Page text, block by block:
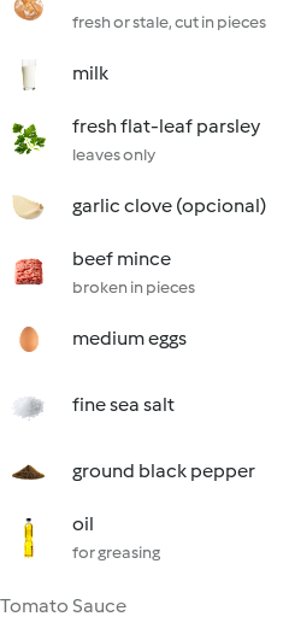
fresh or stale, cut in pieces
milk
fresh flat-leaf parsley
leaves only
garlic clove (opcional)
beef mince
broken in pieces
medium eggs
fine sea salt
ground black pepper
oil
for greasing
Tomato Sauce